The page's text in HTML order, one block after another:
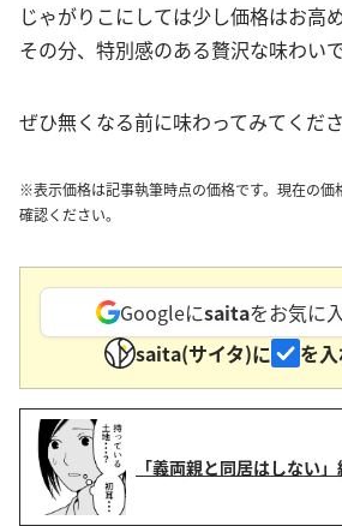
じゃがりこにしては少し価格はお高
その分、特別感のある贅沢な味わいで
ぜひ無くなる前に味わってみてくだ
※表示価格は記事執筆時点の価格です。現在の価
確認ください。
Googleにsaitaをお気に
saita(サイタ)に
を
「義両親と同居はしない